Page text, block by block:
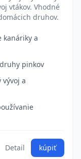
vtákov. Vhodné
druhov.
kanáriky a
pinkov
a
Detail kúpiť